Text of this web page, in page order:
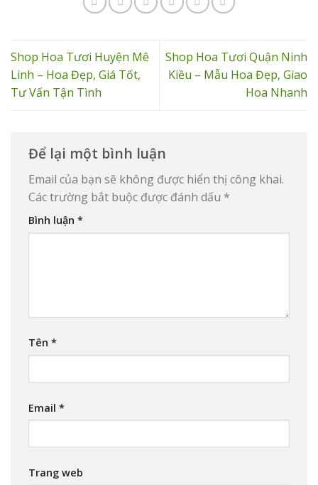
Shop Hoa Tươi Huyện Mê
Linh – Hoa Đẹp, Giá Tốt,
Tư Vấn Tận Tình
Shop Hoa Tươi Quận Ninh
Kiều – Mẫu Hoa Đẹp, Giao
Hoa Nhanh
Để lại một bình luận
Email của bạn sẽ không được hiển thị công khai.
Các trường bắt buộc được đánh dấu *
Bình luận *
Tên *
Email *
Trang web